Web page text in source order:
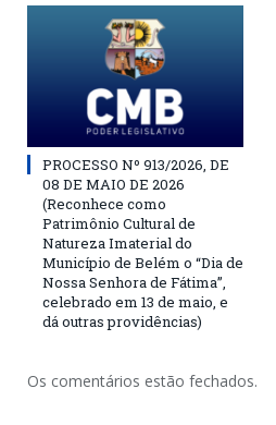
PROCESSO Nº 913/2026, DE
08 DE MAIO DE 2026
(Reconhece como
Patrimônio Cultural de
Natureza Imaterial do
Município de Belém o “Dia de
Nossa Senhora de Fátima”,
celebrado em 13 de maio, e
dá outras providências)
Os comentários estão fechados.